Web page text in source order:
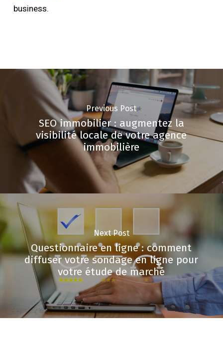
business.
Previous Post
SEO immobilier : augmentez la
visibilité locale de votre agence
immobilière
Next Post
Questionnaire en ligne : comment
diffuser votre sondage en ligne pour
votre étude de marché